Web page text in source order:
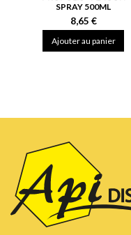
SPRAY 500ML
8,65 €
Ajouter au panier